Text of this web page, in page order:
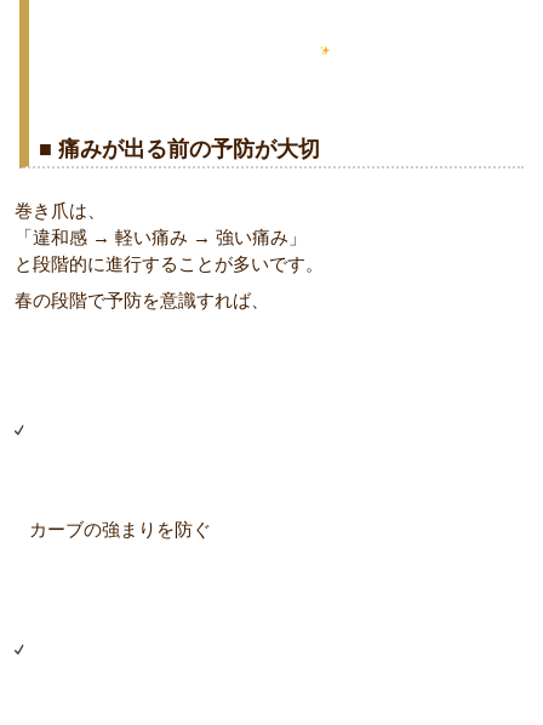
■ 痛みが出る前の予防が大切
巻き爪は、
「違和感 → 軽い痛み → 強い痛み」
と段階的に進行することが多いです。
春の段階で予防を意識すれば、
カーブの強まりを防ぐ